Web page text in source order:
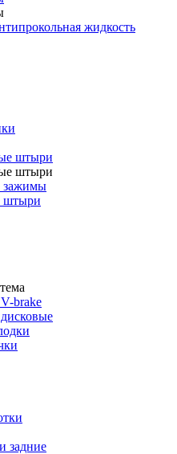
жидкость
штыри
штыри
зажимы
штыри
brake
задние